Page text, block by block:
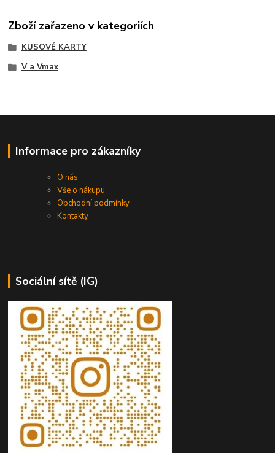
Zboží zařazeno v kategoriích
KUSOVÉ KARTY
V a Vmax
Informace pro zákazníky
O nás
Vše o nákupu
Obchodní podmínky
Kontakty
Sociální sítě (IG)